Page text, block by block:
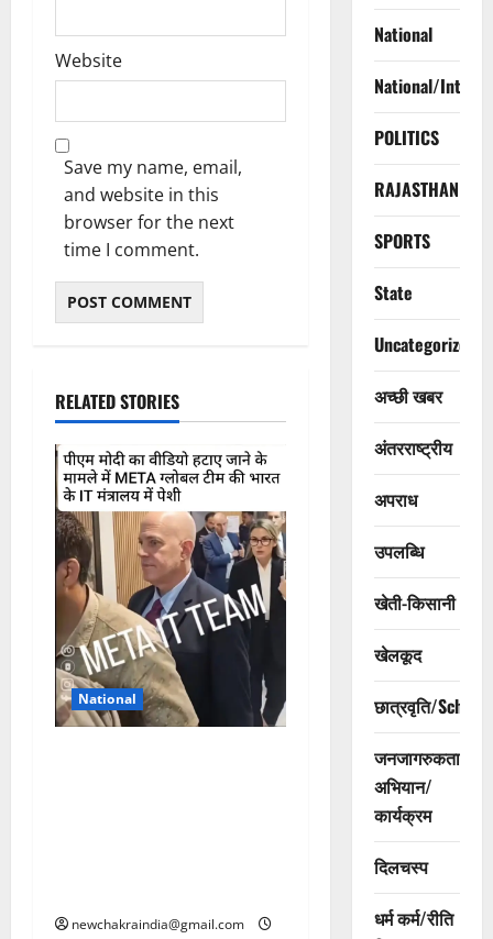
Website
Save my name, email,
and website in this
browser for the next
time I comment.
RELATED STORIES
National
newchakraindia@gmail.com
National
National/
POLITICS
RAJASTHAN
SPORTS
State
Uncategorized
अच्छी खबर
अंतरराष्ट्रीय
अपराध
उपलब्धि
खेती-किसानी
खेलकूद
छात्रवृति/
जनजागरुकता
अभियान/
कार्यक्रम
दिलचस्प
धर्म कर्म/रीति